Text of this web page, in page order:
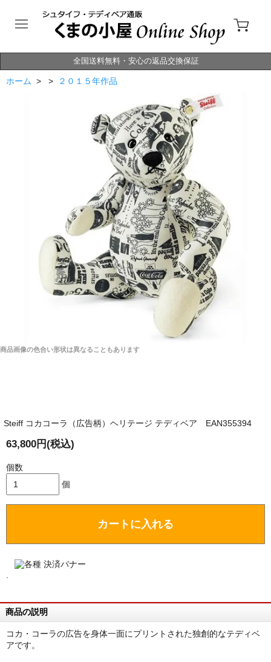
全国送料無料・安心の返品交換保証
ホーム > > ２０１５年作品
商品画像の色合い形状は異なることもあります
Steiff コカコーラ（広告柄）ヘリテージ テディベア EAN355394
63,800円(税込)
個数
個
カートに入れる
商品の説明
コカ・コーラの広告を身体一面にプリントされた独創的なテディベ
アです。